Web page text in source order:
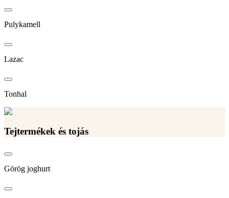
Pulykamell
Lazac
Tonhal
Tejtermékek és tojás
Görög joghurt